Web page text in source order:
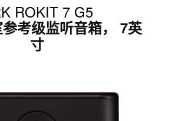
ROKIT 7 G5
考级监听音箱， 7英
寸